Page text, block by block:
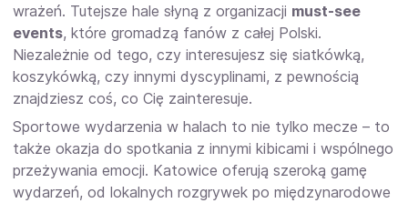
wrażeń. Tutejsze hale słyną z organizacji must-see
events, które gromadzą fanów z całej Polski.
Niezależnie od tego, czy interesujesz się siatkówką,
koszykówką, czy innymi dyscyplinami, z pewnością
znajdziesz coś, co Cię zainteresuje.
Sportowe wydarzenia w halach to nie tylko mecze – to
także okazja do spotkania z innymi kibicami i wspólnego
przeżywania emocji. Katowice oferują szeroką gamę
wydarzeń, od lokalnych rozgrywek po międzynarodowe